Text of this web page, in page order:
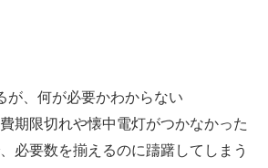
が、何が必要かわからない
期限切れや懐中電灯がつかなかった
必要数を揃えるのに躊躇してしまう